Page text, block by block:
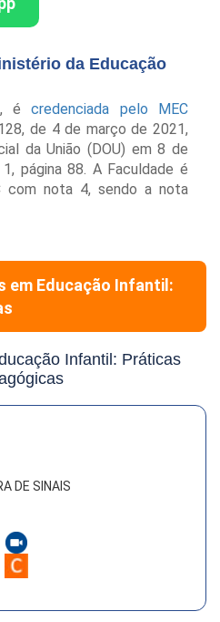
da Educação
écredenciada pelo MEC
de 4 de março de 2021,
da União (DOU) em 8 de
página 88. A Faculdade é
com nota 4, sendo a nota
em Educação Infantil:
Infantil: Práticas
DE SINAIS